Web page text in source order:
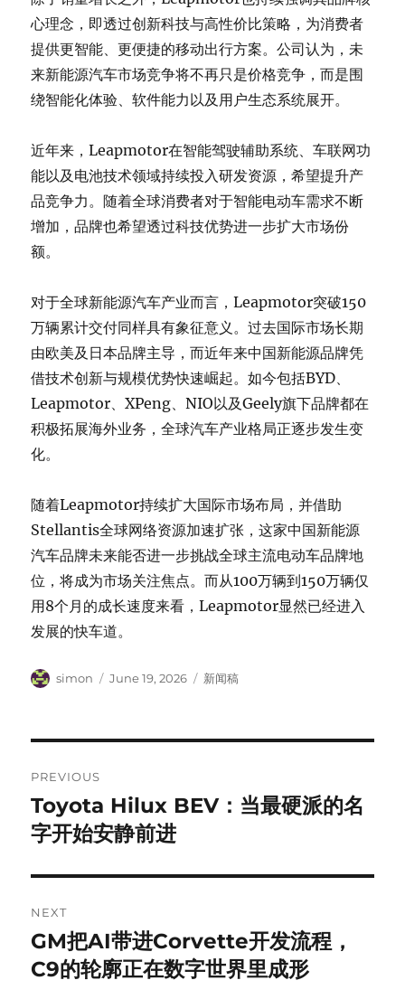
心理念，即透过创新科技与高性价比策略，为消费者
提供更智能、更便捷的移动出行方案。公司认为，未
来新能源汽车市场竞争将不再只是价格竞争，而是围
绕智能化体验、软件能力以及用户生态系统展开。
近年来，Leapmotor在智能驾驶辅助系统、车联网功
能以及电池技术领域持续投入研发资源，希望提升产
品竞争力。随着全球消费者对于智能电动车需求不断
增加，品牌也希望透过科技优势进一步扩大市场份
额。
对于全球新能源汽车产业而言，Leapmotor突破150
万辆累计交付同样具有象征意义。过去国际市场长期
由欧美及日本品牌主导，而近年来中国新能源品牌凭
借技术创新与规模优势快速崛起。如今包括BYD、
Leapmotor、XPeng、NIO以及Geely旗下品牌都在
积极拓展海外业务，全球汽车产业格局正逐步发生变
化。
随着Leapmotor持续扩大国际市场布局，并借助
Stellantis全球网络资源加速扩张，这家中国新能源
汽车品牌未来能否进一步挑战全球主流电动车品牌地
位，将成为市场关注焦点。而从100万辆到150万辆仅
用8个月的成长速度来看，Leapmotor显然已经进入
发展的快车道。
Author
simon
Posted
June 19, 2026 Categories
新闻稿
navigation
PREVIOUS
Previous
post:
Toyota Hilux BEV：当最硬派的名
字开始安静前进
NEXT
Next
post:
GM把AI带进Corvette开发流程，
C9的轮廓正在数字世界里成形